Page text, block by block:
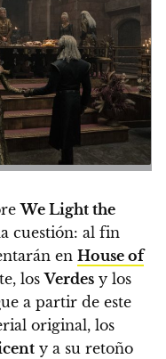
We Light the
cuestión: al fin
en House of
losVerdes y los
a partir de este
original, los
y a su retoño